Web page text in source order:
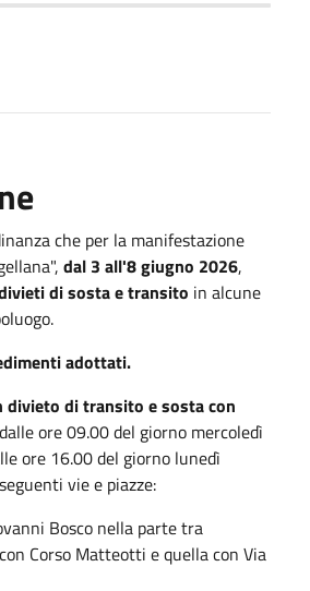
che per la manifestazione
dal 3 all'8 giugno 2026,
di sosta e transito in alcune
adottati.
di transito e sosta con
dalle ore 09.00 del giorno mercoledì
ore 16.00 del giorno lunedì
vie e piazze:
Bosco nella parte tra
Corso Matteotti e quella con Via